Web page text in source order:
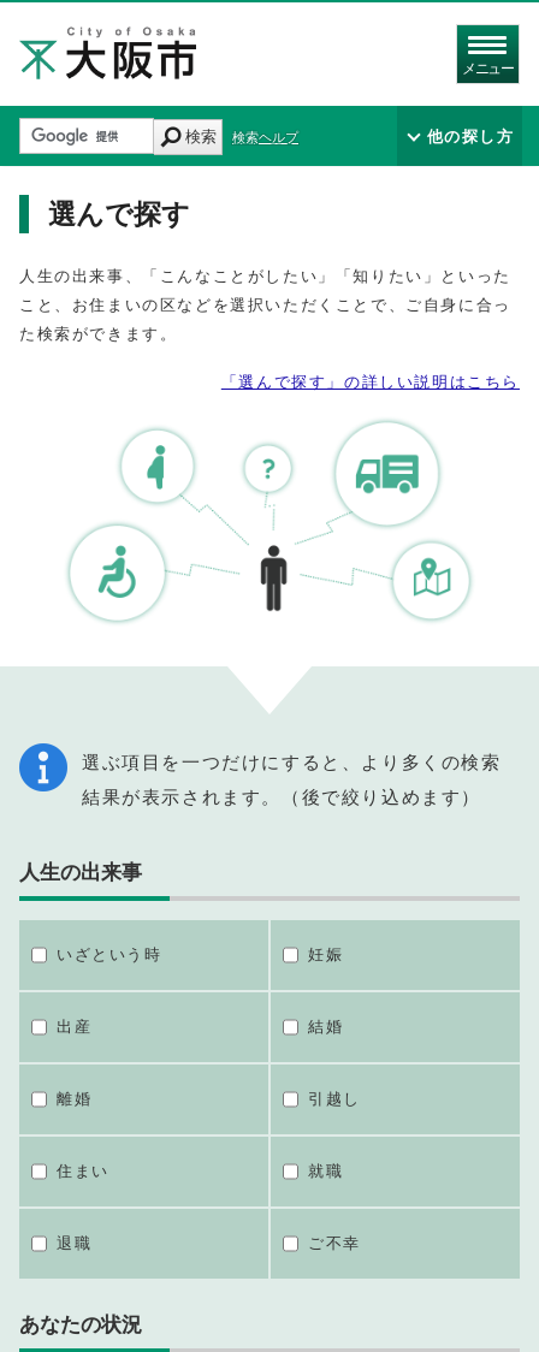
メニュー
検索 検索ヘルプ 他の探し方
選んで探す
人生の出来事、「こんなことがしたい」「知りたい」といった
こと、お住まいの区などを選択いただくことで、ご自身に合っ
た検索ができます。
「選んで探す」の詳しい説明はこちら
選ぶ項目を一つだけにすると、より多くの検索
結果が表示されます。（後で絞り込めます）
人生の出来事
いざという時 妊娠
出産 結婚
離婚 引越し
住まい 就職
退職 ご不幸
あなたの状況